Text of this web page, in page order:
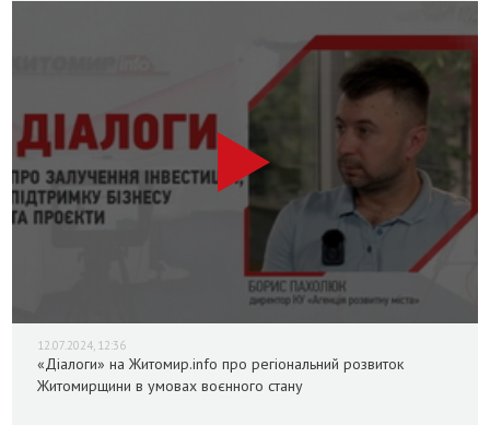
12.07.2024, 12:36
«Діалоги» на Житомир.info про регіональний розвиток
Житомирщини в умовах воєнного стану